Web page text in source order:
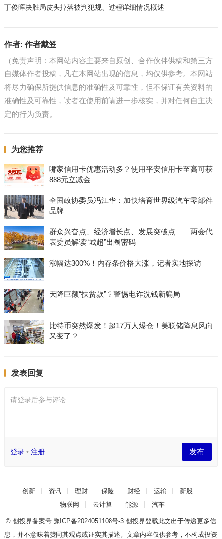
丁俊晖决胜局皮头掉落被判犯规、过程详细情况概述
作者: 作者戴笠
（免责声明：本网站内容主要来自原创、合作伙伴供稿和第三方
自媒体作者投稿，凡在本网站出现的信息，均仅供参考。本网站
将尽力确保所提供信息的准确性及可靠性，但不保证有关资料的
准确性及可靠性，读者在使用前请进一步核实，并对任何自主决
定的行为负责。
为您推荐
哪家信用卡优惠活动多？使用平安信用卡至高可获
888元立减金
全国政协委员冯江华：加快培育世界级汽车零部件
品牌
群众兴奋点、经济增长点、发展突破点——两会代
表委员解读“城超”出圈密码
涨幅达300%！内存条价格大涨，记者实地探访
天降巨额“扶贫款”？警惕电诈洗钱新骗局
比特币突然爆发！超17万人爆仓！美联储降息风向
又变了？
发表回复
请登录后参与评论...
登录• 注册 发布
创新 资讯 理财 保险 财经 运输
新股
物联网
云计算 能源 汽车
© 创投界备案号 豫ICP备2024051108号-3 创投界登载此文出于传递更多信
息，并不意味着赞同其观点或证实其描述。文章内容仅供参考，不构成投资